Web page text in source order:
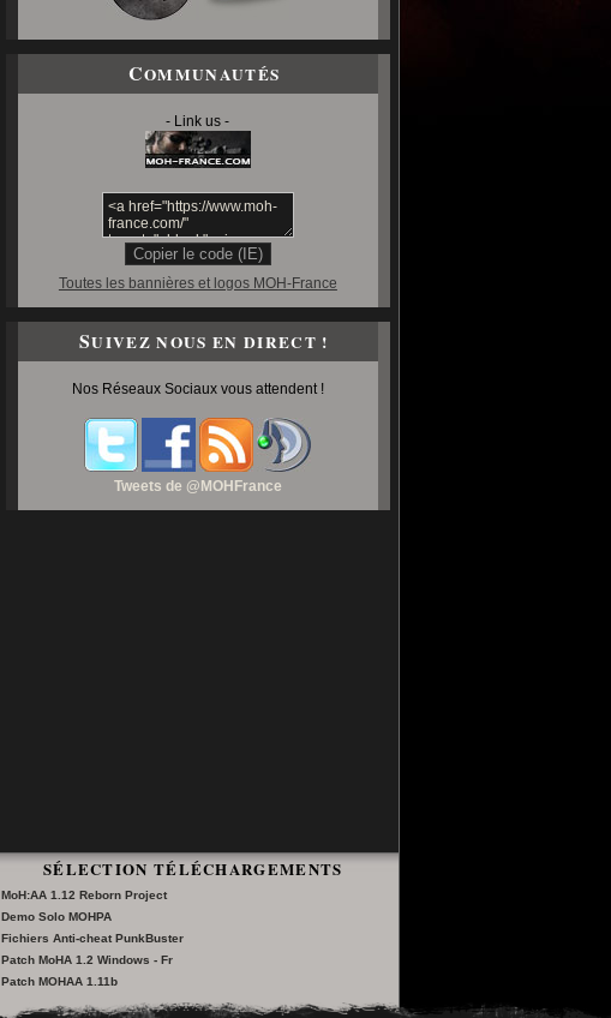
COMMUNAUTÉS
- Link us -
Toutes les bannières et logos MOH-France
SUIVEZ NOUS EN DIRECT !
Nos Réseaux Sociaux vous attendent !
Tweets de @MOHFrance
SÉLECTION TÉLÉCHARGEMENTS
MoH:AA 1.12 Reborn Project
Demo Solo MOHPA
Fichiers Anti-cheat PunkBuster
Patch MoHA 1.2 Windows - Fr
Patch MOHAA 1.11b